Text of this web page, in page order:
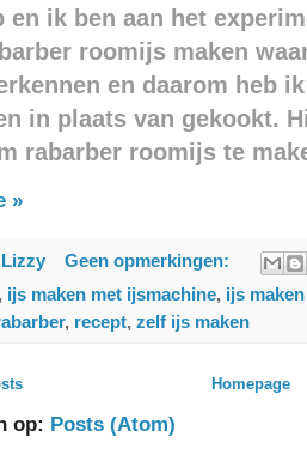
en ik ben aan het
roomijs maken
en daarom heb
in plaats van gekookt.
rabarber roomijs te
»
Lizzy
Geen opmerkingen:
, ijs maken met ijsmachine, ijs
, recept, zelf ijs maken
Homepage
op: Posts (Atom)